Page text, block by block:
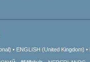
ENGLISH (United Kingdom)